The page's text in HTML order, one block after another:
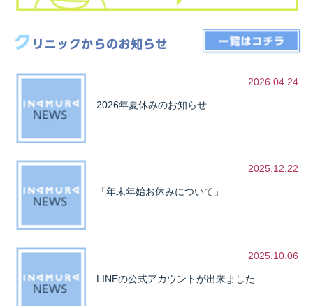
2026.04.24
2026年夏休みのお知らせ
2025.12.22
「年末年始お休みについて」
2025.10.06
LINEの公式アカウントが出来ました